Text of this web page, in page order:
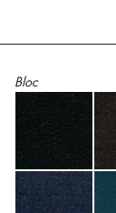
Bloc